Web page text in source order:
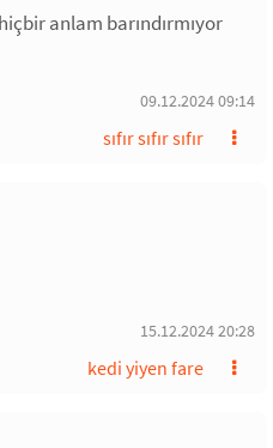
anlam barındırmıyor
09.12.2024 09:14
sıfır sıfır sıfır
15.12.2024 20:28
kedi yiyen fare